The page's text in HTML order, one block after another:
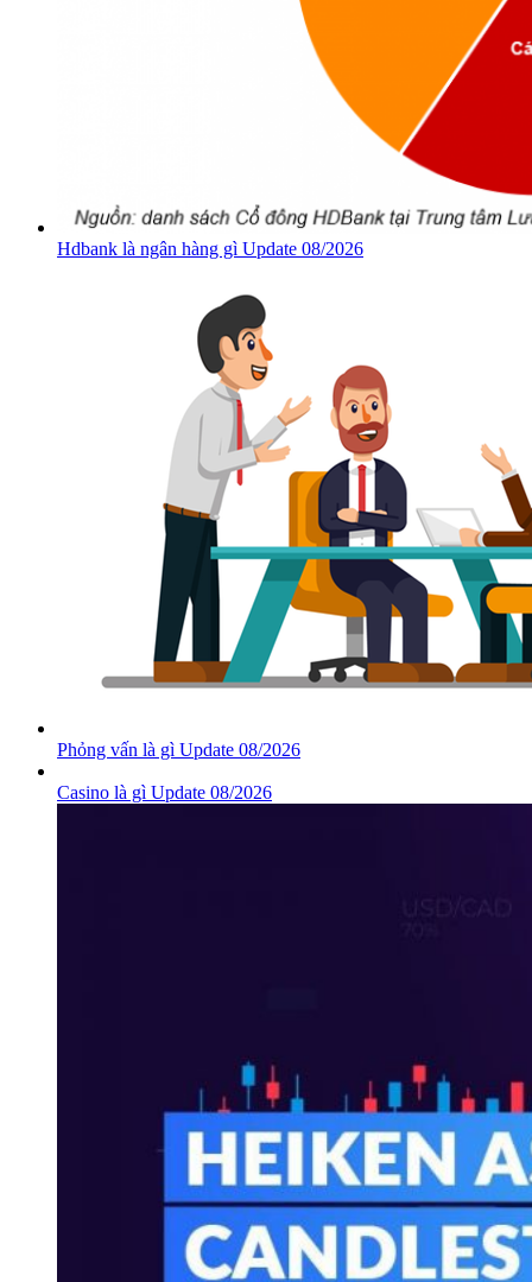
Hdbank là ngân hàng gì Update 08/2026
Phỏng vấn là gì Update 08/2026
Casino là gì Update 08/2026